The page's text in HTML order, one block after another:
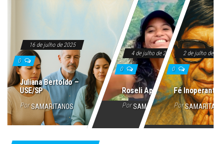
16 de julho de 2025
0
Juliana Bertoldo –
USE/SP
Por SAMARITANOS
4 de julho de 2025
0
Roseli Aparecida
Por SAMARITANOS
2 de julho de
0
Fé Inoperante
Por